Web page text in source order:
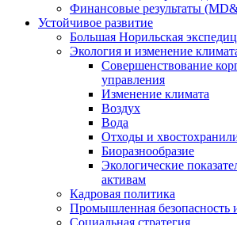
Финансовые результаты
Устойчивое развитие
Большая Норильская
Экология и изменение
Совершенствование
управления
Изменение климата
Воздух
Вода
Отходы и
Биоразнообразие
Экологические
активам
Кадровая политика
Промышленная безопасность
Социальная стратегия